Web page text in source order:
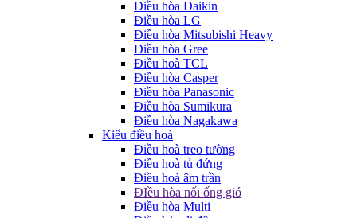
Điều hòa Daikin
Điều hòa LG
Điều hòa Mitsubishi Heavy
Điều hòa Gree
Điều hoà TCL
Điều hòa Casper
Điều hòa Panasonic
Điều hòa Sumikura
Điều hòa Nagakawa
Kiểu điều hoà
Điều hoà treo tường
Điều hoà tủ đứng
Điều hoà âm trần
ĐIều hòa nối ống gió
Điều hòa Multi